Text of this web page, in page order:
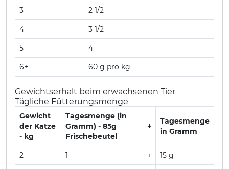
3 2 1/2
4 3 1/2
5 4
6+ 60 g pro kg
Gewichtserhalt beim erwachsenen Tier
Tägliche Fütterungsmenge
Gewicht
der Katze
- kg
Tagesmenge (in
Gramm) - 85g
Frischebeutel
+
Tagesmenge
in Gramm
2 1 + 15 g